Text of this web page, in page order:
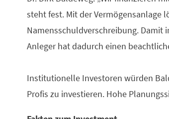
steht fest. Mit der Vermögensanlage
Namensschuldverschreibung. Damit
Anleger hat dadurch einen
Institutionelle Investoren würden
Profis zu investieren. Hohe